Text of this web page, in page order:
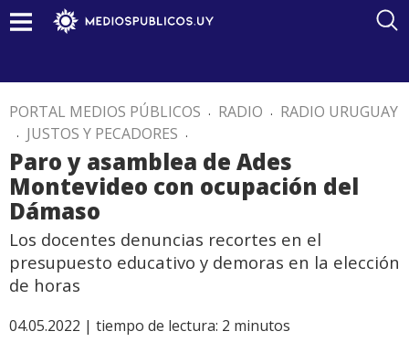
PORTAL MEDIOS PÚBLICOS . RADIO . RADIO URUGUAY
. JUSTOS Y PECADORES .
Paro y asamblea de Ades
Montevideo con ocupación del
Dámaso
Los docentes denuncias recortes en el
presupuesto educativo y demoras en la elección
de horas
04.05.2022 | tiempo de lectura: 2 minutos